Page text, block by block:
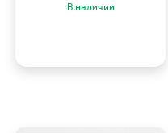
В наличии